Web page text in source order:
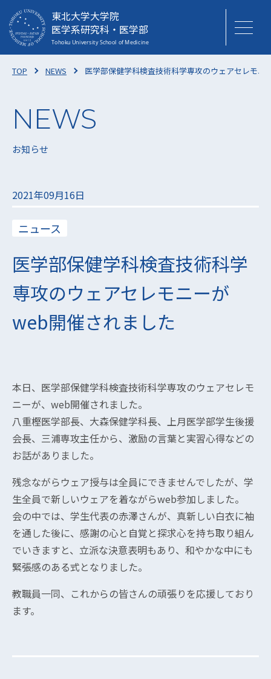
東北大学大学院
医学系研究科・医学部
TOP NEWS 医学部保健学科検査技術科学専攻のウェアセレモニ
お知らせ
2021年09月16日
ニュース
医学部保健学科検査技術科学
専攻のウェアセレモニーが
web開催されました
本日、医学部保健学科検査技術科学専攻のウェアセレモ
ニーが、web開催されました。
八重樫医学部長、大森保健学科長、上月医学部学生後援
会長、三浦専攻主任から、激励の言葉と実習心得などの
お話がありました。
残念ながらウェア授与は全員にできませんでしたが、学
生全員で新しいウェアを着ながらweb参加しました。
会の中では、学生代表の赤澤さんが、真新しい白衣に袖
を通した後に、感謝の心と自覚と探求心を持ち取り組ん
でいきますと、立派な決意表明もあり、和やかな中にも
緊張感のある式となりました。
教職員一同、これからの皆さんの頑張りを応援しており
ます。